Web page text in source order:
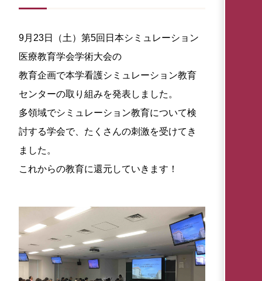
9月23日（土）第5回日本シミュレーション
医療教育学会学術大会の
教育企画で本学看護シミュレーション教育
センターの取り組みを発表しました。
多領域でシミュレーション教育について検
討する学会で、たくさんの刺激を受けてき
ました。
これからの教育に還元していきます！